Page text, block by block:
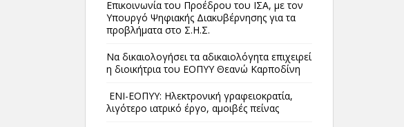
Επικοινωνία του Προέδρου του ΙΣΑ, με τον
Υπουργό Ψηφιακής Διακυβέρνησης για τα
προβλήματα στο Σ.Η.Σ.
Να δικαιολογήσει τα αδικαιολόγητα επιχειρεί
η διοικήτρια του ΕΟΠΥΥ Θεανώ Καρποδίνη
ΕΝΙ-ΕΟΠΥΥ: Ηλεκτρονική γραφειοκρατία,
λιγότερο ιατρικό έργο, αμοιβές πείνας